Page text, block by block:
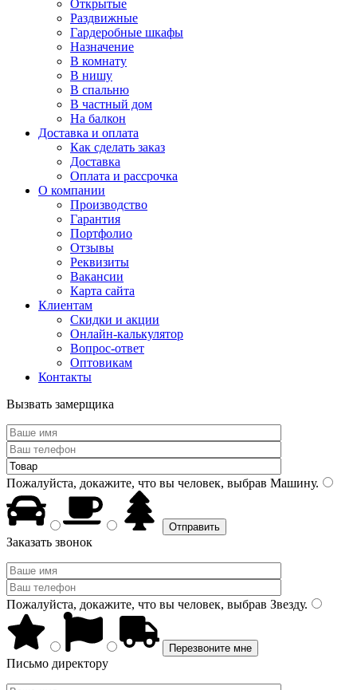
Открытые
Раздвижные
Гардеробные шкафы
Назначение
В комнату
В нишу
В спальню
В частный дом
На балкон
Доставка и оплата
Как сделать заказ
Доставка
Оплата и рассрочка
О компании
Производство
Гарантия
Портфолио
Отзывы
Реквизиты
Вакансии
Карта сайта
Клиентам
Скидки и акции
Онлайн-калькулятор
Вопрос-ответ
Оптовикам
Контакты
Вызвать замерщика
Пожалуйста, докажите, что вы человек, выбрав Машину.
Заказать звонок
Пожалуйста, докажите, что вы человек, выбрав Звезду.
Письмо директору